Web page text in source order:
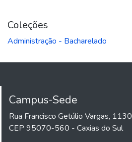
Coleções
Administração - Bacharelado
Campus-Sede
Rua Francisco Getúlio Vargas, 1130
CEP 95070-560 - Caxias do Sul